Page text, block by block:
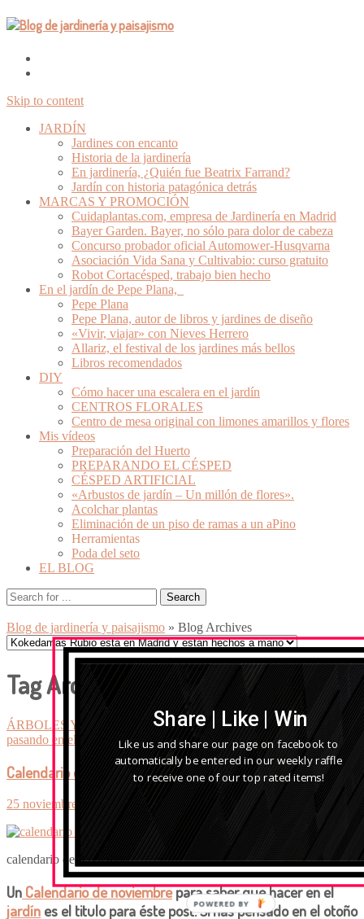
Skip to content
JARDÍN
Jardines con encanto
Historia de la jardinería
En jardinería, ¿Quién fue Beatrix Farrand?
Jardín con historia patagónica detrás
MARCAS Y PROMOCIÓN
Cuidaplantas.com, empresa de Jardinería en Madrid
Bayer Garden. Bayer, no sólo para dolor de cabeza
Concurso probador oficial Automower-Husqvarna
Asociación Vida Sana y Cultivabio: curso gratuito
Robot Cortacésped, trabajo bien hecho
En el jardín de Pepe Plana,
Pepe Plana
Pepe Plana, autor de libros y jardines de diseño
«Vivir, viajar» con Nieves Herrero
Allariz, el festival de los jardines más bellos
Libros recomendados
DIY
Cómo hacer una escalera en el jardín
CENTROS FLORALES
Centro de mesa original con limones amarillos y flores
Mis vídeos
Preparación del Huerto
PREPARANDO EL CÉSPED
CÉSPED ARTIFICIAL
«Arbustos de jardín – Un millón de flores».
Acolchar plantas
Eliminación de un piso de ramas a un aPino
Herramientas
Poda del seto
EL BLOG
Blog de jardinería y paisajismo » Blog Archives
Tag Archives:bulbosas
ÁRBOLES Y ARBUSTOS Mes a mes en el jardín Qué está
pasando en el jardín
Calendario de noviembre: que hacer en el jardín
25 noviembre, 2016 Published by:pepeplana
calendario de noviembre
Un Calendario de noviembrepara saber que hacer en el
jardín es el titulo para éste post. Si has pensado en el otoño
Share | Like | Win
Like us and share our page on facebook to
automatically be entered in our weekly raffle
to receive one of our top rated items!
POWERED BY